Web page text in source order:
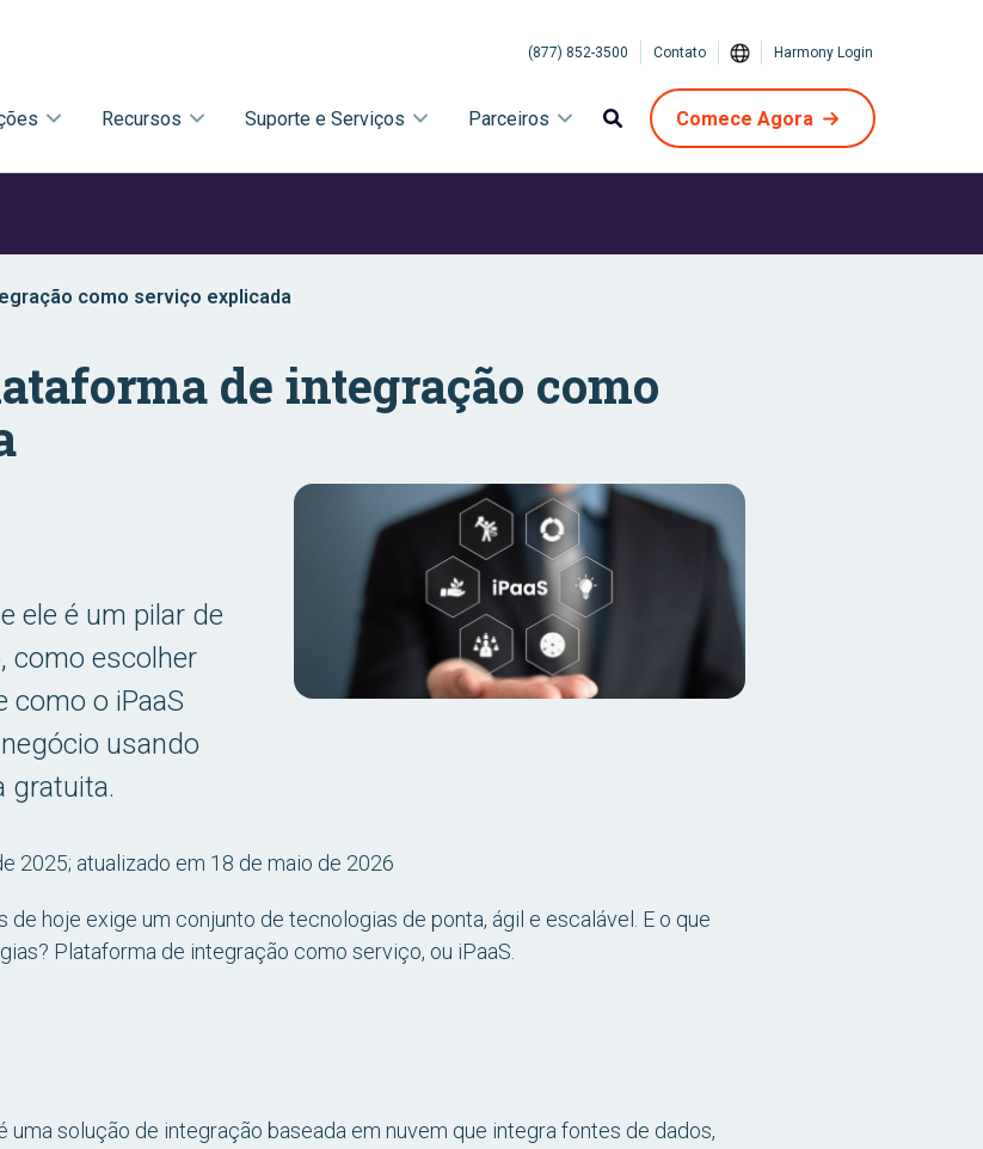
(877) 852-3500 Contato Harmony Login
Recursos Suporte e Serviços Parceiros Comece Agora
como serviço explicada
de integração como
ele é um pilar de
como escolher
como o iPaaS
usando
gratuita.
2025; atualizado em 18 de maio de 2026
hoje exige um conjunto de tecnologias de ponta, ágil e escalável. E o que
Plataforma de integração como serviço, ou iPaaS.
uma solução de integração baseada em nuvem que integra fontes de dados,